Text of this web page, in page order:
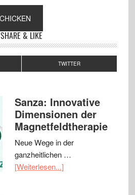
SHARE & LIKE
TWITTER
Sanza: Innovative
Dimensionen der
Magnetfeldtherapie
Neue Wege in der
ganzheitlichen …
[Weiterlesen...]